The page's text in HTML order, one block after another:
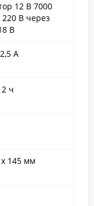
12 В 7000
В через
В
А
ч
145 мм